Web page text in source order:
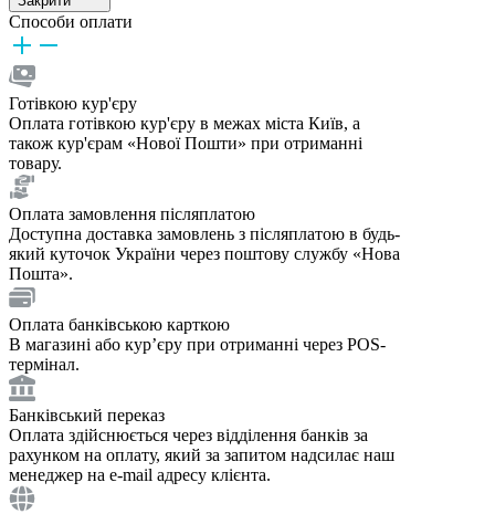
Способи оплати
Готівкою кур'єру
Оплата готівкою кур'єру в межах міста Київ, а
також кур'єрам «Нової Пошти» при отриманні
товару.
Оплата замовлення післяплатою
Доступна доставка замовлень з післяплатою в будь-
який куточок України через поштову службу «Нова
Пошта».
Оплата банківською карткою
В магазині або курʼєру при отриманні через POS-
термінал.
Банківський переказ
Оплата здійснюється через відділення банків за
рахунком на оплату, який за запитом надсилає наш
менеджер на e-mail адресу клієнта.